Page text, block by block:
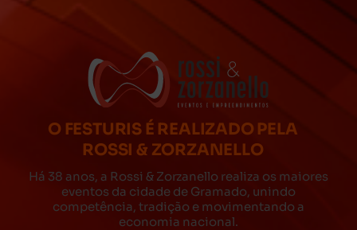
O FESTURIS É REALIZADO PELA
ROSSI & ZORZANELLO
Há 38 anos, a Rossi & Zorzanello realiza os maiores
eventos da cidade de Gramado, unindo
competência, tradição e movimentando a
economia nacional.